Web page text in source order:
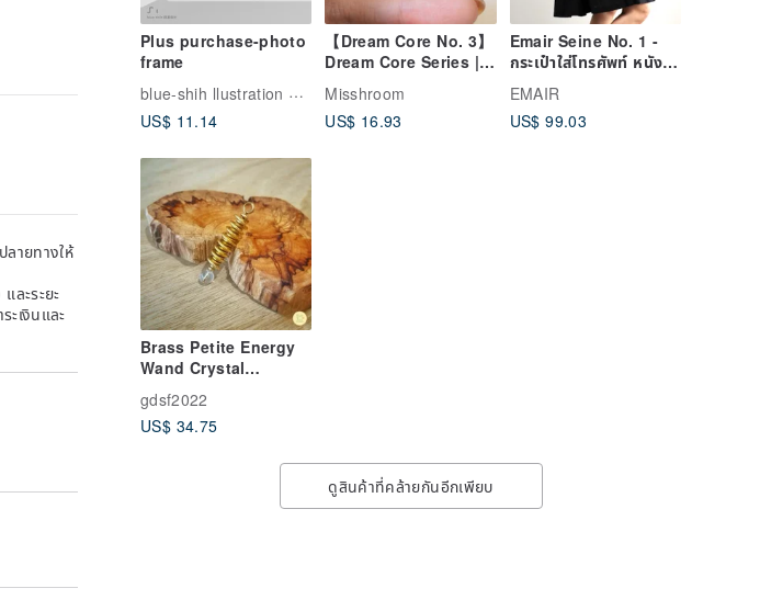
Plus purchase-photo
frame
blue-shih llustration design
US$ 11.14
【Dream Core No. 3】
Dream Core Series |
Transparent Resin
Earring | Earring for
Non-Pierced Ears
Misshroom
US$ 16.93
Emair Seine No. 1 -
กระเป๋าใส่โทรศัพท์ หนัง
แท้ ปักลาย ใบเดียวในโลก
EMAIR
US$ 99.03
Brass Petite Energy
Wand Crystal
Wand
gdsf2022
US$ 34.75
ดูสินค้าที่คล้ายกันอีกเพียบ
ลายทางให้
ละระยะ
ะเงินและ